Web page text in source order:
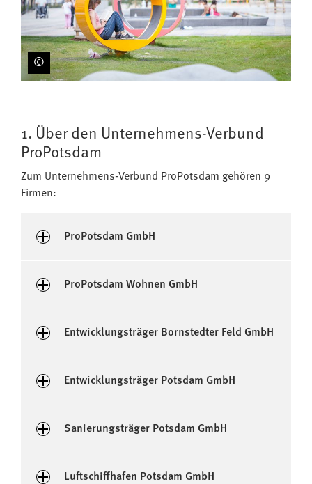
1. Über den Unternehmens-Verbund
ProPotsdam
Zum Unternehmens-Verbund ProPotsdam gehören 9
Firmen:
ProPotsdam GmbH
ProPotsdam Wohnen GmbH
Entwicklungsträger Bornstedter Feld GmbH
Entwicklungsträger Potsdam GmbH
Sanierungsträger Potsdam GmbH
Luftschiffhafen Potsdam GmbH